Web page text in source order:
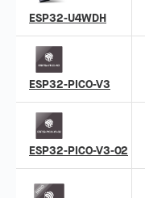
ESP32-U4WDH
ESP32-PICO-V3
ESP32-PICO-V3-02